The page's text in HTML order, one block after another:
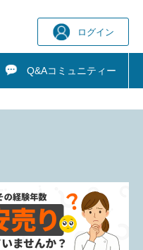
ログイン
Q&Aコミュニティー